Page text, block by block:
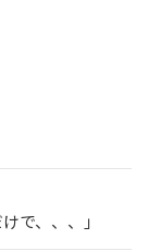
で、、、」